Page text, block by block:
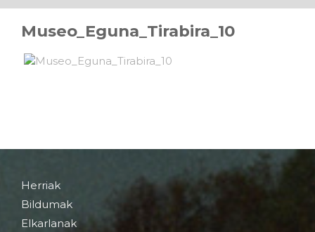
Museo_Eguna_Tirabira_10
Herriak
Bildumak
Elkarlanak